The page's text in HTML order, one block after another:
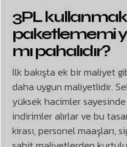
3PL
paketlememi
mı pahalıdır?
İlk bakışta ek bir maliyet
daha uygun maliyetlidir.
yüksek hacimler
indirimler alırlar ve bu
kirası, personel maaşları,